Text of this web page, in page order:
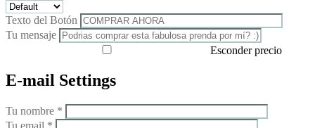
Texto del Botón
Tu mensaje
Esconder precio
E-mail Settings
Tu nombre *
Tu email *